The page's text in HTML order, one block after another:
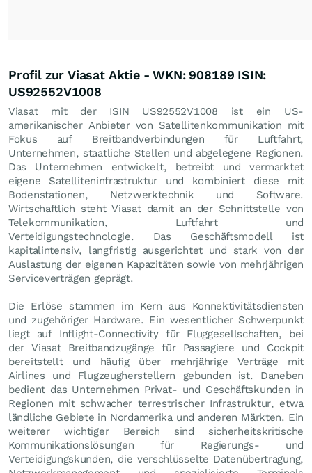
Profil zur Viasat Aktie - WKN: 908189 ISIN:
US92552V1008
Viasat mit der ISIN US92552V1008 ist ein US-
amerikanischer Anbieter von Satellitenkommunikation mit
Fokus auf Breitbandverbindungen für Luftfahrt,
Unternehmen, staatliche Stellen und abgelegene Regionen.
Das Unternehmen entwickelt, betreibt und vermarktet
eigene Satelliteninfrastruktur und kombiniert diese mit
Bodenstationen, Netzwerktechnik und Software.
Wirtschaftlich steht Viasat damit an der Schnittstelle von
Telekommunikation, Luftfahrt und
Verteidigungstechnologie. Das Geschäftsmodell ist
kapitalintensiv, langfristig ausgerichtet und stark von der
Auslastung der eigenen Kapazitäten sowie von mehrjährigen
Serviceverträgen geprägt.
Die Erlöse stammen im Kern aus Konnektivitätsdiensten
und zugehöriger Hardware. Ein wesentlicher Schwerpunkt
liegt auf Inflight-Connectivity für Fluggesellschaften, bei
der Viasat Breitbandzugänge für Passagiere und Cockpit
bereitstellt und häufig über mehrjährige Verträge mit
Airlines und Flugzeugherstellern gebunden ist. Daneben
bedient das Unternehmen Privat- und Geschäftskunden in
Regionen mit schwacher terrestrischer Infrastruktur, etwa
ländliche Gebiete in Nordamerika und anderen Märkten. Ein
weiterer wichtiger Bereich sind sicherheitskritische
Kommunikationslösungen für Regierungs- und
Verteidigungskunden, die verschlüsselte Datenübertragung,